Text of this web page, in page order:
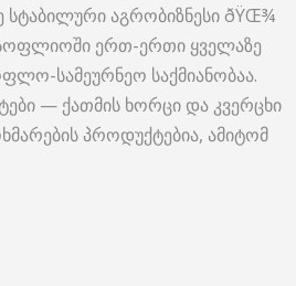
აგრობიზნესი ðŸŒ¾
ერთ-ერთი ყველაზე
სამეურნეო საქმიანობაა.
— ქათმის ხორცი და კვერცხი
პროდუქტებია, ამიტომ